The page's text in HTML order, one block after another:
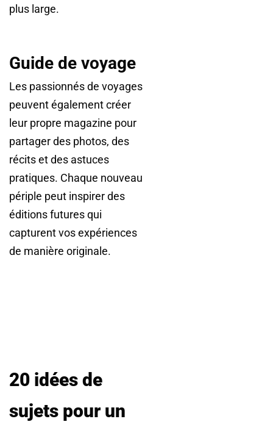
plus large.
Guide de voyage
Les passionnés de voyages
peuvent également créer
leur propre magazine pour
partager des photos, des
récits et des astuces
pratiques. Chaque nouveau
périple peut inspirer des
éditions futures qui
capturent vos expériences
de manière originale.
20 idées de
sujets pour un